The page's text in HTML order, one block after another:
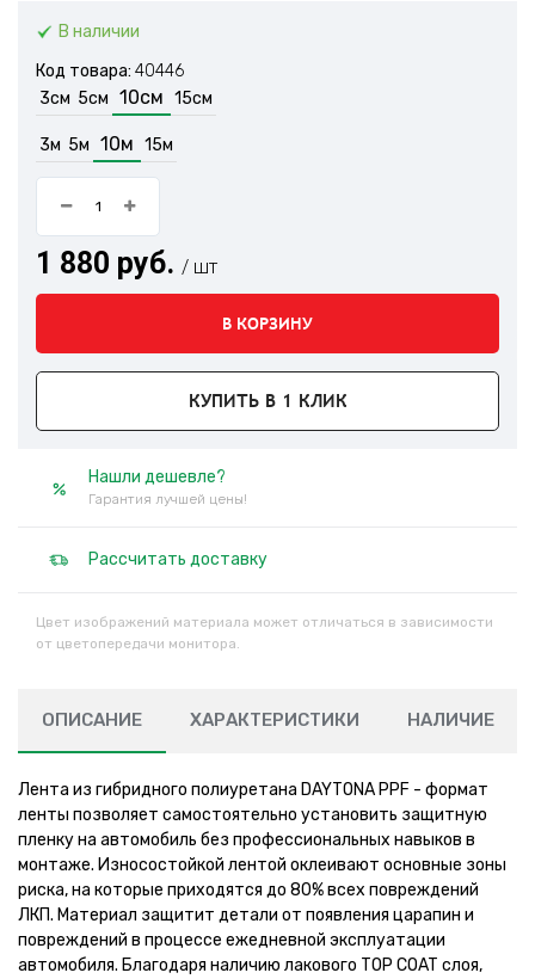
В наличии
Код товара: 40446
3см 5см 10см 15см
3м 5м 10м 15м
1 880 руб. / шт
В КОРЗИНУ
КУПИТЬ В 1 КЛИК
Нашли дешевле?
Гарантия лучшей цены!
Рассчитать доставку
Цвет изображений материала может отличаться в зависимости
от цветопередачи монитора.
ОПИСАНИЕ ХАРАКТЕРИСТИКИ НАЛИЧИЕ
Лента из гибридного полиуретана DAYTONA PPF - формат
ленты позволяет самостоятельно установить защитную
пленку на автомобиль без профессиональных навыков в
монтаже. Износостойкой лентой оклеивают основные зоны
риска, на которые приходятся до 80% всех повреждений
ЛКП. Материал защитит детали от появления царапин и
повреждений в процессе ежедневной эксплуатации
автомобиля. Благодаря наличию лакового TOP COAT слоя,